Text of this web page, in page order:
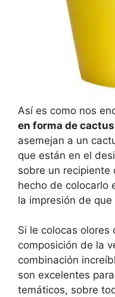
Así es como nos
en forma de cactus
asemejan a un
que están en el
sobre un recipiente
hecho de colocarlo
la impresión de
Si le colocas olores
composición de la
combinación
son excelentes
temáticos, sobre